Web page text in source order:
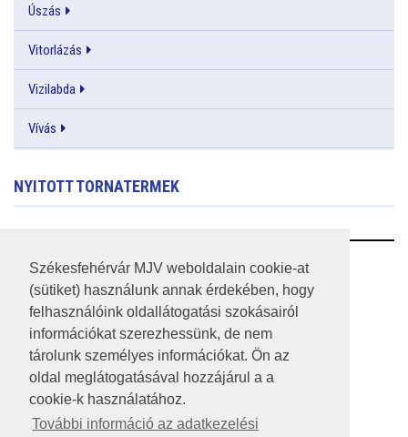
Székesfehérvár MJV weboldalain cookie-at
(sütiket) használunk annak érdekében, hogy
felhasználóink oldallátogatási szokásairól
információkat szerezhessünk, de nem
tárolunk személyes információkat. Ön az
oldal meglátogatásával hozzájárul a a
cookie-k használatához.
További információ az adatkezelési
Úszás
Vitorlázás
Vizilabda
Vívás
NYITOTT TORNATERMEK
RSS
A HONLAP 2017.03.31-I ÁLLAPOTA
JOGI NYILATKOZAT
IMPRESSZUM